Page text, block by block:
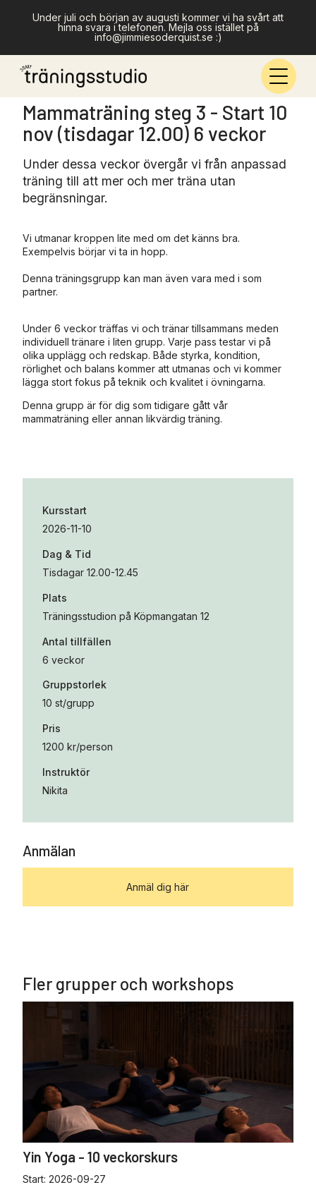
Mammaträning steg 3 - Start 10
nov (tisdagar 12.00) 6 veckor
Under dessa veckor övergår vi från anpassad
träning till att mer och mer träna utan
begränsningar.
Vi utmanar kroppen lite med om det känns bra.
Exempelvis börjar vi ta in hopp.
Denna träningsgrupp kan man även vara med i som
partner.
Under 6 veckor träffas vi och tränar tillsammans meden
individuell tränare i liten grupp. Varje pass testar vi på
olika upplägg och redskap. Både styrka, kondition,
rörlighet och balans kommer att utmanas och vi kommer
lägga stort fokus på teknik och kvalitet i övningarna.
Denna grupp är för dig som tidigare gått vår
mammaträning eller annan likvärdig träning.
Kursstart
2026-11-10
Dag & Tid
Tisdagar 12.00-12.45
Plats
Träningsstudion på Köpmangatan 12
Antal tillfällen
6 veckor
Gruppstorlek
10 st/grupp
Pris
1200 kr/person
Instruktör
Nikita
Anmälan
Anmäl dig här
Under juli och början av augusti kommer vi ha svårt att
hinna svara i telefonen. Mejla oss istället på
info@jimmiesoderquist.se :)
Fler grupper och workshops
Yin Yoga - 10 veckorskurs
Start: 2026-09-27